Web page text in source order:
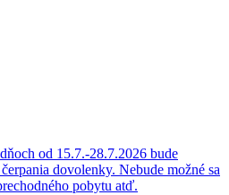
od 15.7.-28.7.2026 bude
dovolenky. Nebude možné sa
pobytu atď.